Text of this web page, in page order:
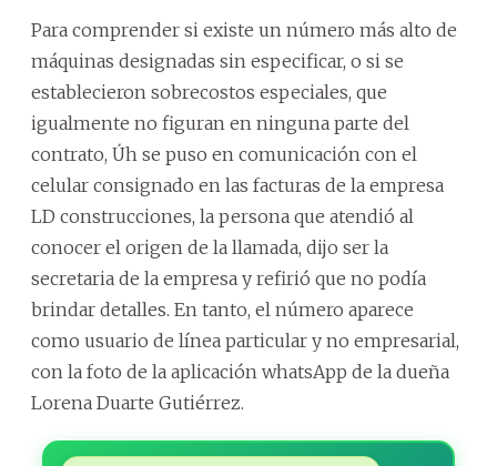
Para comprender si existe un número más alto de
máquinas designadas sin especificar, o si se
establecieron sobrecostos especiales, que
igualmente no figuran en ninguna parte del
contrato, Úh se puso en comunicación con el
celular consignado en las facturas de la empresa
LD construcciones, la persona que atendió al
conocer el origen de la llamada, dijo ser la
secretaria de la empresa y refirió que no podía
brindar detalles. En tanto, el número aparece
como usuario de línea particular y no empresarial,
con la foto de la aplicación whatsApp de la dueña
Lorena Duarte Gutiérrez.